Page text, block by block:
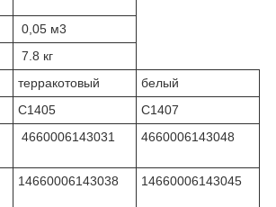
0,05 м3
7.8 кг
терракотовый
белый
С1405
С1407
4660006143031 4660006143048
14660006143038 14660006143045